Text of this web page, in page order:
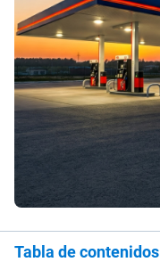
Tabla de contenidos